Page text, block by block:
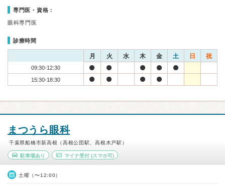
専門医・資格：
眼科専門医
診療時間
月 火 水 木 金 土 日 祝
09:30-12:30
15:30-18:30
まつうら眼科
千葉県船橋市新高根（高根公団駅、高根木戸駅）
駐車場あり マイナ受付(スマホ可)
土曜（〜12:00）